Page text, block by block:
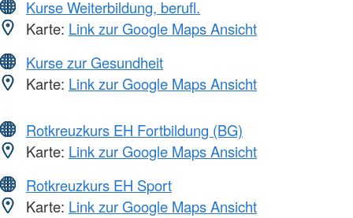
Kurse Weiterbildung, berufl.
Karte: Link zur Google Maps Ansicht
Kurse zur Gesundheit
Karte: Link zur Google Maps Ansicht
Rotkreuzkurs EH Fortbildung (BG)
Karte: Link zur Google Maps Ansicht
Rotkreuzkurs EH Sport
Karte: Link zur Google Maps Ansicht